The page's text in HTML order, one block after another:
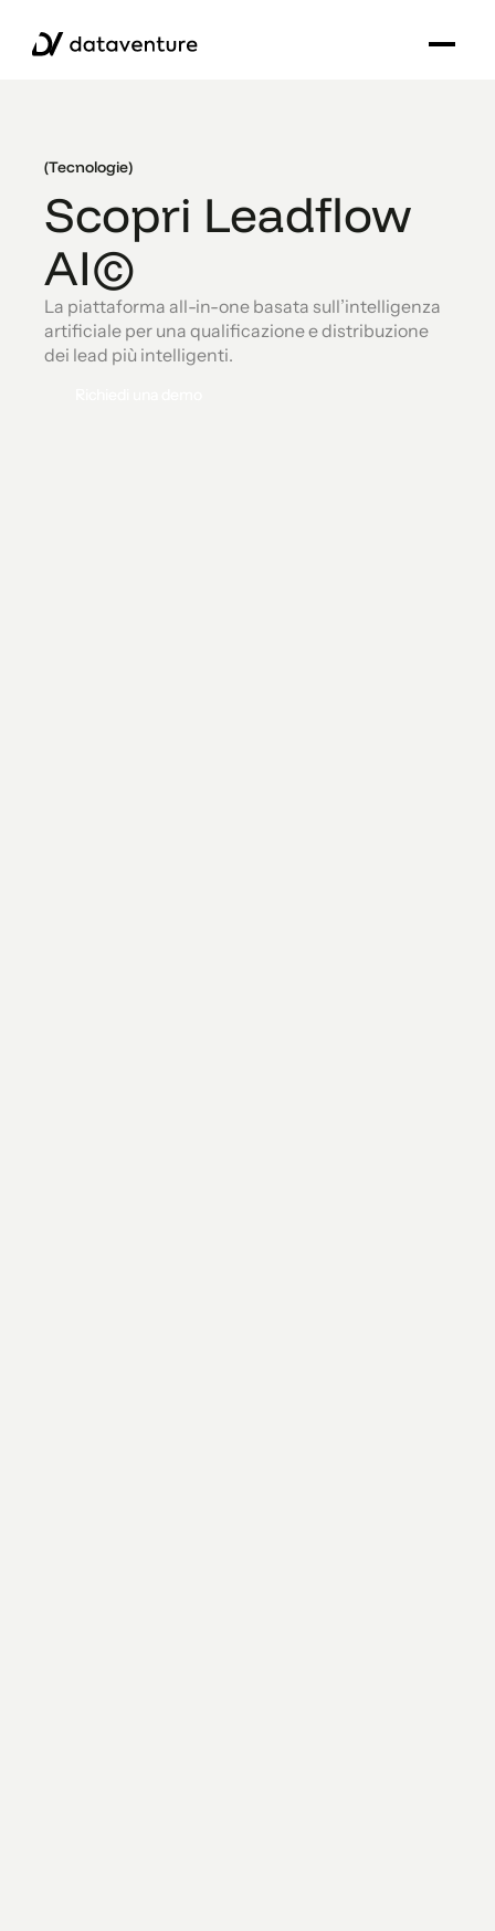
(Tecnologie)
Scopri Leadflow
AI©
La piattaforma all-in-one basata sull’intelligenza
artificiale per una qualificazione e distribuzione
dei lead più intelligenti.